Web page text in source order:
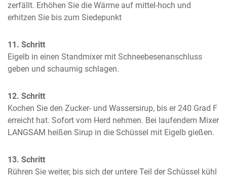
zerfällt. Erhöhen Sie die Wärme auf mittel-hoch und
erhitzen Sie bis zum Siedepunkt
11. Schritt
Eigelb in einen Standmixer mit Schneebesenanschluss
geben und schaumig schlagen.
12. Schritt
Kochen Sie den Zucker- und Wassersirup, bis er 240 Grad F
erreicht hat. Sofort vom Herd nehmen. Bei laufendem Mixer
LANGSAM heißen Sirup in die Schüssel mit Eigelb gießen.
13. Schritt
Rühren Sie weiter, bis sich der untere Teil der Schüssel kühl